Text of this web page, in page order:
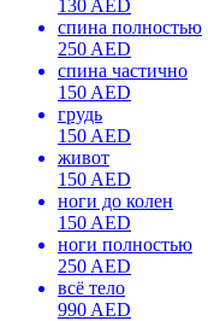
130 AED
спина полностью
250 AED
спина частично
150 AED
грудь
150 AED
живот
150 AED
ноги до колен
150 AED
ноги полностью
250 AED
всё тело
990 AED